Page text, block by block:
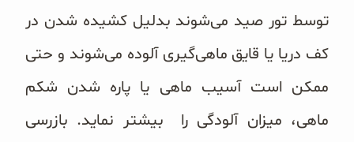
توسط تور صید می‌‌شوند بدلیل کشیده شدن در
کف دریا یا قایق ماهی‌گیری آلوده می‌‌شوند و حتی
ممکن است آسیب ماهی یا پاره شدن شکم
ماهی، میزان آلودگی را بیشتر نماید. بازرسی